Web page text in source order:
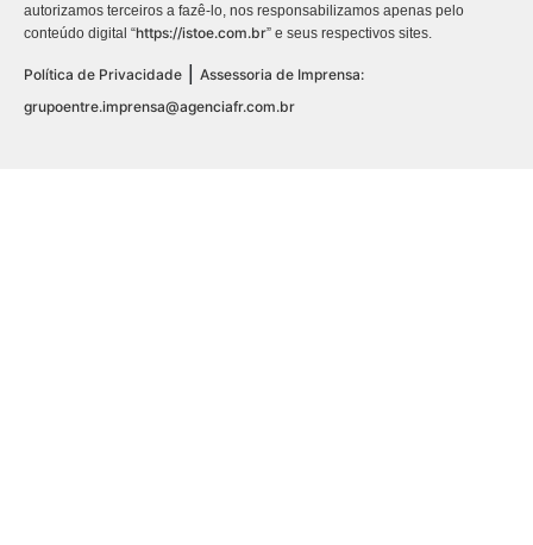
autorizamos terceiros a fazê-lo, nos responsabilizamos apenas pelo
conteúdo digital “https://istoe.com.br” e seus respectivos sites.
Política de Privacidade | Assessoria de Imprensa:
grupoentre.imprensa@agenciafr.com.br